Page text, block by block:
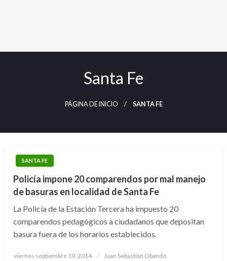
Santa Fe
PÁGINA DE INICIO SANTA FE
SANTA FE
Policía impone 20 comparendos por mal manejo
de basuras en localidad de Santa Fe
La Policía de la Estación Tercera ha impuesto 20
comparendos pedagógicos a ciudadanos que depositan
basura fuera de los horarios establecidos.
Publicado
viernes septiembre 19, 2014 Juan Sebastián Obando